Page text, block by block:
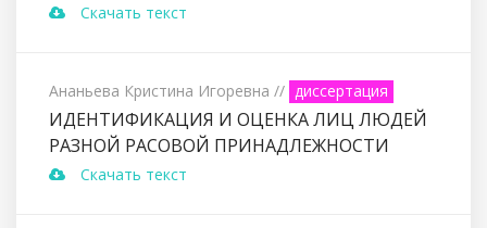
Скачать текст
Ананьева Кристина Игоревна // диссертация
ИДЕНТИФИКАЦИЯ И ОЦЕНКА ЛИЦ ЛЮДЕЙ
РАЗНОЙ РАСОВОЙ ПРИНАДЛЕЖНОСТИ
Скачать текст